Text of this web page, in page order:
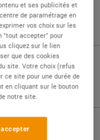
salariés et
et ses publicités et
de paramétrage en
vos choix sur les
"tout accepter" pour
cliquez sur le lien
que des cookies
site. Votre choix (refus
ce site pour une durée de
en cliquant sur le bouton
notre site.